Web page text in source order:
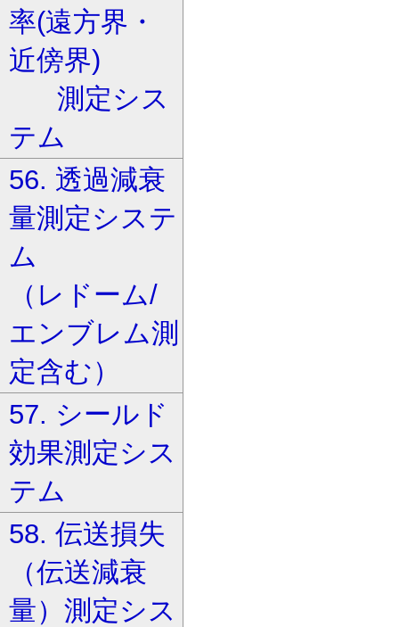
率(遠方界・
近傍界)
測定シス
テム
56. 透過減衰
量測定システ
ム
（レドーム/
エンブレム測
定含む）
57. シールド
効果測定シス
テム
58. 伝送損失
（伝送減衰
量）測定シス